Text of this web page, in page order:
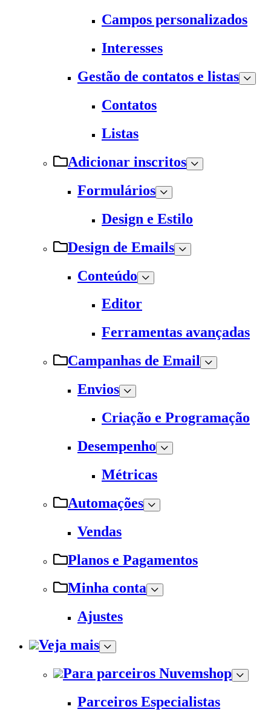
Campos personalizados
Interesses
Gestão de contatos e listas
Contatos
Listas
Adicionar inscritos
Formulários
Design e Estilo
Design de Emails
Conteúdo
Editor
Ferramentas avançadas
Campanhas de Email
Envios
Criação e Programação
Desempenho
Métricas
Automações
Vendas
Planos e Pagamentos
Minha conta
Ajustes
Veja mais
Para parceiros Nuvemshop
Parceiros Especialistas